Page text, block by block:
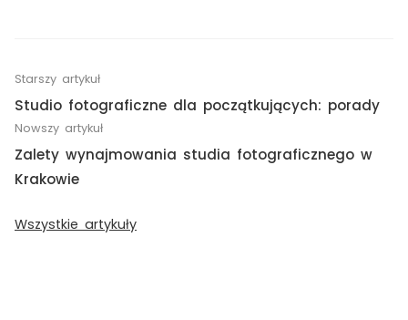
Starszy artykuł
Studio fotograficzne dla początkujących: porady
Nowszy artykuł
Zalety wynajmowania studia fotograficznego w
Krakowie
Wszystkie artykuły